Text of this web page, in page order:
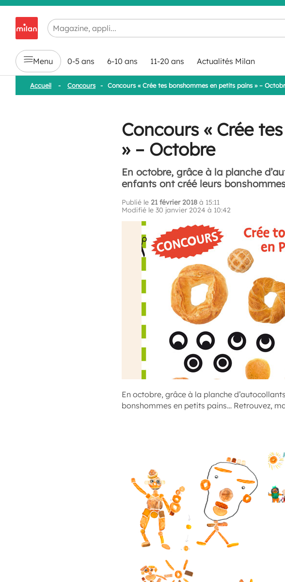
Chargement en cours...
Menu 0-5 ans 6-10 ans 11-20 ans Actualités Milan
Accueil - Concours - Concours « Crée tes bonshommes en petits pains » –
Concours « Crée
» – Octobre
En octobre, grâce à la planche
enfants ont créé leurs
Publié le 21 février 2018 à 15:11
Modifié le 30 janvier 2024 à 10:42
En octobre, grâce à la planche
bonshommes en petits pains… Retrouvez,